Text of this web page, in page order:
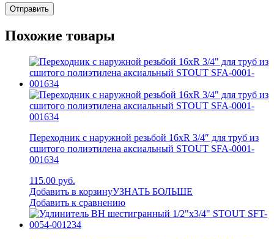
Похожие товары
Переходник с наружной резьбой 16xR 3/4″ для труб из
сшитого полиэтилена аксиальный STOUT SFA-0001-
001634
115.00 руб.
Добавить в корзинуУЗНАТЬ БОЛЬШЕ
Добавить к сравнению